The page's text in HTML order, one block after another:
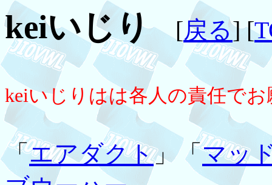
keiいじり [戻る] [
keiいじりはは各人の責任で
「エアダクト」「マッ